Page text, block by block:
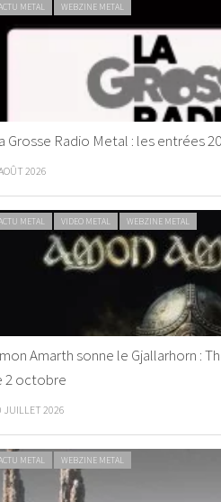
METAL WEBZINE METAL
Grosse Radio Metal : les entrées
2026
METAL VIDEO METAL WEBZINE METAL
Amarth sonne le Gjallarhorn :
2 octobre
JUILLET 2026
METAL WEBZINE METAL